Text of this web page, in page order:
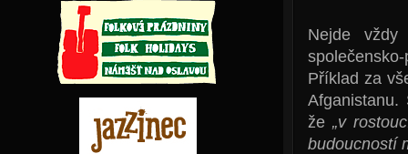
Nejde
Příklad za
Afganistanu.
že „v
budoucností